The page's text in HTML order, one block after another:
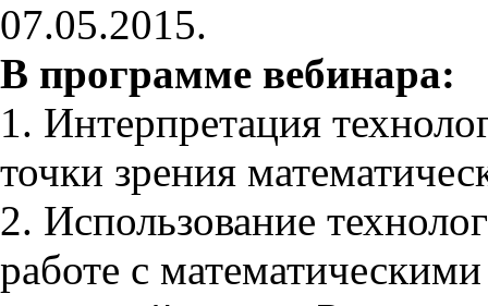
07.05.2015.
В программе вебинара:
1. Интерпретация
точки зрения
2. Использование
работе с